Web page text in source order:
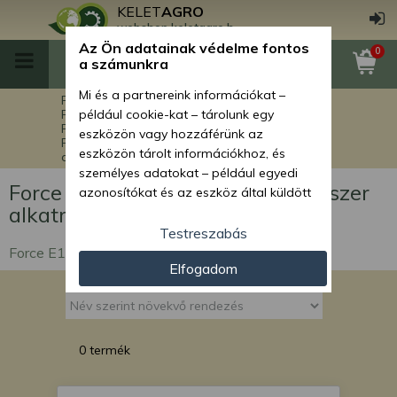
KELETAGRO
webshop.keletagro.hu
0
Főoldal
Force alkatrészek
Force rakodók alkatrészei
Force E1006-14.4 rakodógép alkatrészek
Force E1006-14.4 hidraulikarendszer
alkatrészek
Force E1006-14.4 hidraulikarendszer
alkatrészek
Force E1006-14.4 hidraulikarendszer alkatrészek
0 termék
Az Ön adatainak védelme fontos
a számunkra
Mi és a partnereink információkat –
például cookie-kat – tárolunk egy
eszközön vagy hozzáférünk az
eszközön tárolt információkhoz, és
személyes adatokat – például egyedi
azonosítókat és az eszköz által küldött
személyre szabott hirdetések és
tartalom nyújtásához, hirdetés- és
tartalomméréshez, nézettségi adatok
gyűjtéséhez, valamint termékek
kifejlesztéséhez és a termékek
partnereink eszközleolvasásos
adatokat és azonosítási információkat
Testreszabás
Elfogadom